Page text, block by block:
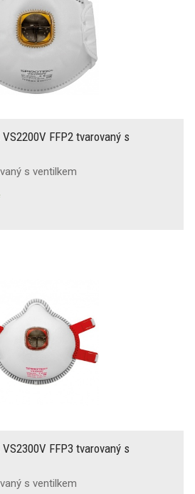
FFP2 tvarovaný s
s ventilkem
FFP3 tvarovaný s
s ventilkem